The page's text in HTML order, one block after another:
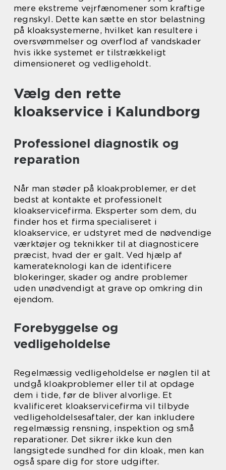
mere ekstreme vejrfænomener som kraftige
regnskyl. Dette kan sætte en stor belastning
på kloaksystemerne, hvilket kan resultere i
oversvømmelser og overflod af vandskader
hvis ikke systemet er tilstrækkeligt
dimensioneret og vedligeholdt.
Vælg den rette
kloakservice i Kalundborg
Professionel diagnostik og
reparation
Når man støder på kloakproblemer, er det
bedst at kontakte et professionelt
kloakservicefirma. Eksperter som dem, du
finder hos et firma specialiseret i
kloakservice, er udstyret med de nødvendige
værktøjer og teknikker til at diagnosticere
præcist, hvad der er galt. Ved hjælp af
kamerateknologi kan de identificere
blokeringer, skader og andre problemer
uden unødvendigt at grave op omkring din
ejendom.
Forebyggelse og
vedligeholdelse
Regelmæssig vedligeholdelse er nøglen til at
undgå kloakproblemer eller til at opdage
dem i tide, før de bliver alvorlige. Et
kvalificeret kloakservicefirma vil tilbyde
vedligeholdelsesaftaler, der kan inkludere
regelmæssig rensning, inspektion og små
reparationer. Det sikrer ikke kun den
langsigtede sundhed for din kloak, men kan
også spare dig for store udgifter.